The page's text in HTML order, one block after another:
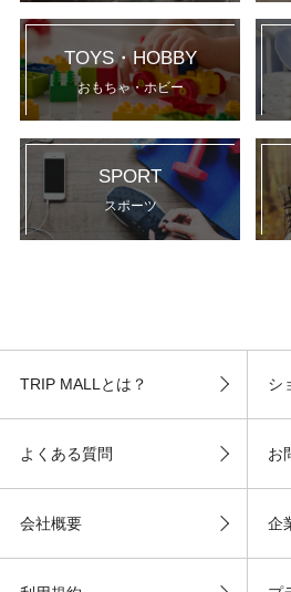
TOYS・HOBBY
おもちゃ・ホビー
SPORT
スポーツ
TRIP MALLとは？ シ
よくある質問 お
会社概要 企